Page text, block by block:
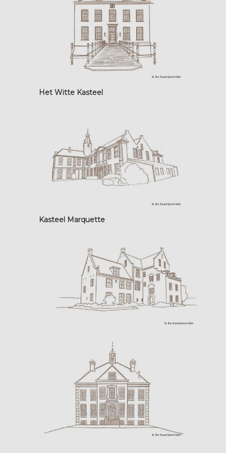
Het Witte Kasteel
Kasteel Marquette